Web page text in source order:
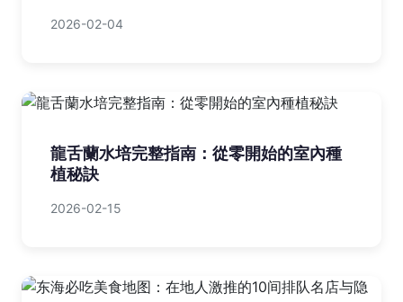
2026-02-04
龍舌蘭水培完整指南：從零開始的室內種
植秘訣
2026-02-15